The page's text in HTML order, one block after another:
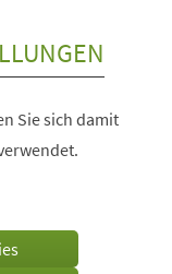
Sie sich damit